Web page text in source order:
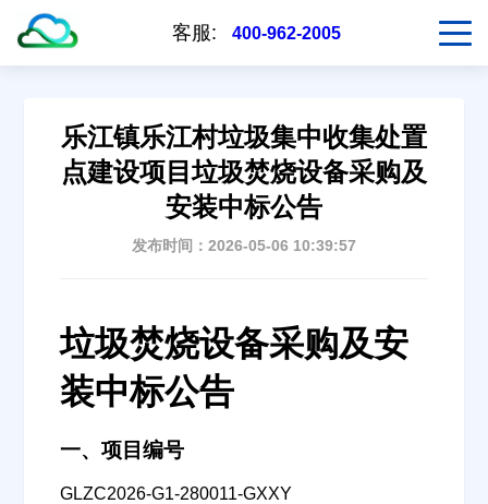
客服: 400-962-2005
乐江镇乐江村垃圾集中收集处置
点建设项目垃圾焚烧设备采购及
安装中标公告
发布时间：2026-05-06 10:39:57
垃圾焚烧设备采购及安
装中标公告
一、项目编号
GLZC2026-G1-280011-GXXY